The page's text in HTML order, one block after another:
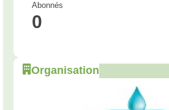
Abonnés
0
Organisation